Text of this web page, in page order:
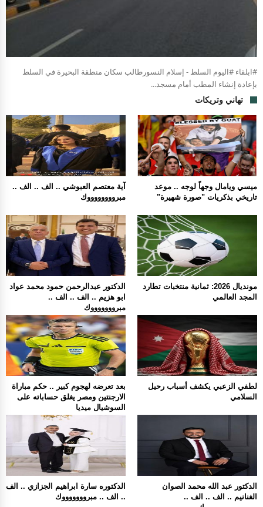
#ابلقاء #اليوم السلط - إسلام النسورطالب سكان منطقة البحيرة في السلط
بإعادة إنشاء المطب أمام مسجد...
تهاني وتريكات
آية معتصم العبوشي .. الف .. الف ..
مبرووووووووك
ميسي ويامال وجهاً لوجه .. موعد
تاريخي بذكريات "صورة شهيرة"
الدكتور عبدالرحمن حمود محمد عواد
ابو هزيم .. الف .. الف ..
مبروووووووك
مونديال 2026: ثمانية منتخبات تطارد
المجد العالمي
بعد تعرضه لهجوم كبير .. حكم مباراة
الارجنتين ومصر يغلق حساباته على
السوشيال ميديا
لطفي الزعبي يكشف أسباب رحيل
السلامي
الدكتوره سارة ابراهيم الجزازي .. الف
.. الف .. مبروووووووك
الدكتور عبد الله محمد الصوان
الغنانيم .. الف .. الف ..